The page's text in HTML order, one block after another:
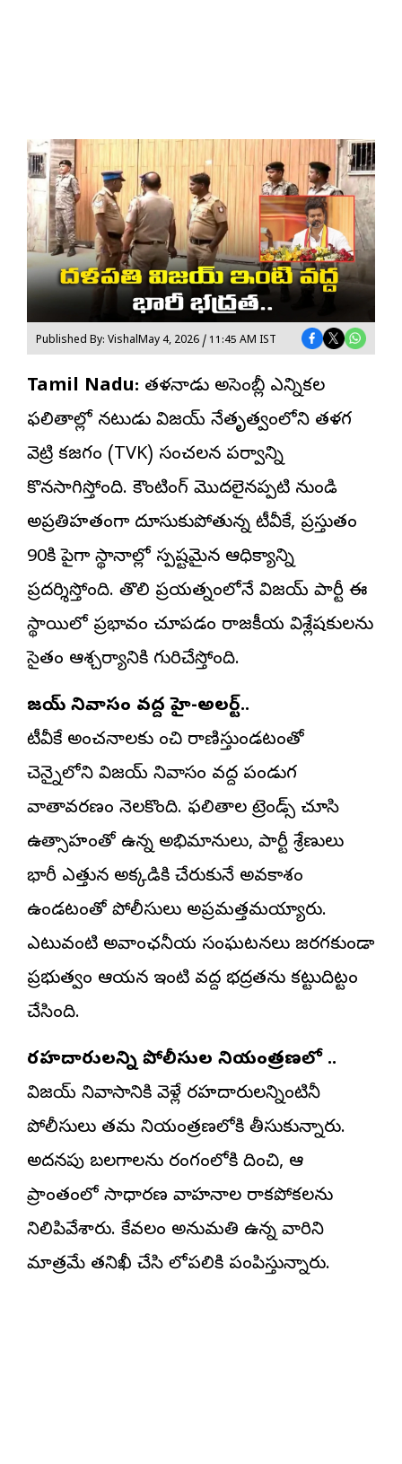
Published By: VishalMay 4, 2026 / 11:45 AM IST
Tamil Nadu: తమిళనాడు అసెంబ్లీ ఎన్నికల
ఫలితాల్లో నటుడు విజయ్ నేతృత్వంలోని తమిళగ
వెట్రి కజగం (TVK) సంచలన పర్వాన్ని
కొనసాగిస్తోంది. కౌంటింగ్ మొదలైనప్పటి నుండి
అప్రతిహతంగా దూసుకుపోతున్న టీవీకే, ప్రస్తుతం
90కి పైగా స్థానాల్లో స్పష్టమైన ఆధిక్యాన్ని
ప్రదర్శిస్తోంది. తొలి ప్రయత్నంలోనే విజయ్ పార్టీ ఈ
స్థాయిలో ప్రభావం చూపడం రాజకీయ విశ్లేషకులను
సైతం ఆశ్చర్యానికి గురిచేస్తోంది.
విజయ్ నివాసం వద్ద హై-అలర్ట్..
టీవీకే అంచనాలకు మించి రాణిస్తుండటంతో
చెన్నైలోని విజయ్ నివాసం వద్ద పండుగ
వాతావరణం నెలకొంది. ఫలితాల ట్రెండ్స్ చూసి
ఉత్సాహంతో ఉన్న అభిమానులు, పార్టీ శ్రేణులు
భారీ ఎత్తున అక్కడికి చేరుకునే అవకాశం
ఉండటంతో పోలీసులు అప్రమత్తమయ్యారు.
ఎటువంటి అవాంఛనీయ సంఘటనలు జరగకుండా
ప్రభుత్వం ఆయన ఇంటి వద్ద భద్రతను కట్టుదిట్టం
చేసింది.
రహదారులన్ని పోలీసుల నియంత్రణలో ..
విజయ్ నివాసానికి వెళ్లే రహదారులన్నింటినీ
పోలీసులు తమ నియంత్రణలోకి తీసుకున్నారు.
అదనపు బలగాలను రంగంలోకి దించి, ఆ
ప్రాంతంలో సాధారణ వాహనాల రాకపోకలను
నిలిపివేశారు. కేవలం అనుమతి ఉన్న వారిని
మాత్రమే తనిఖీ చేసి లోపలికి పంపిస్తున్నారు.